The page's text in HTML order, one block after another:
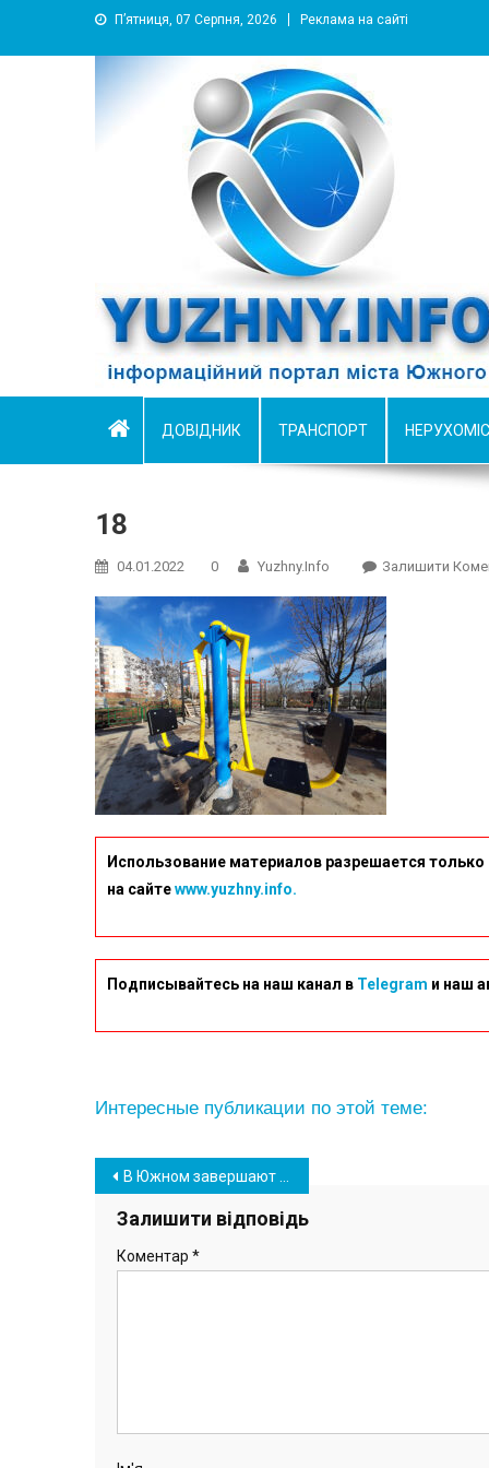
П’ятниця, 07 Серпня, 2026 Реклама на сайті
YUZHNY.INFO
информационный портал города Южный
ДОВІДНИК ТРАНСПОРТ
18
04.01.2022 0 Yuzhny.info Залишити
Использование материалов разрешается
на сайтеwww.yuzhny.info.
Подписывайтесь на наш канал в Telegram и наш
Интересные публикации по этой теме:
Навігація
записів
В Южном завершают строительство еще одной спортивной площадки (фото)
Залишити відповідь
Коментар *